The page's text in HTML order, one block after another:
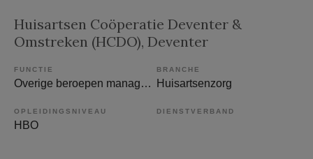
Huisartsen Coöperatie Deventer &
Omstreken (HCDO), Deventer
FUNCTIE
Overige beroepen management
BRANCHE
Huisartsenzorg
OPLEIDINGSNIVEAU
HBO
DIENSTVERBAND